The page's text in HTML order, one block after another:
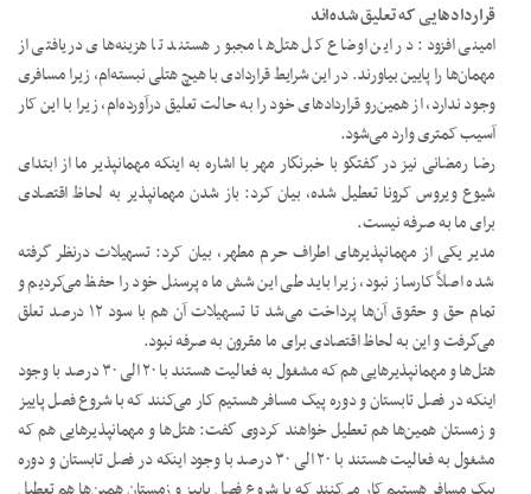
قراردادهایی که تعلیق شده‌اند
امینی افزود: در این اوضاع کل هتل‌ها مجبور هستند تا هزینه‌های دریافتی از
مهمان‌ها را پایین بیاورند. در این شرایط قراردادی با هیچ هتلی نبسته‌ام، زیرا مسافری
وجود ندارد، از همین‌رو قراردادهای خود را به حالت تعلیق درآورده‌ام، زیرا با این کار
آسیب کمتری وارد می‌شود.
رضا رمضانی نیز در گفتگو با خبرنگار مهر با اشاره به اینکه مهمانپذیر ما از ابتدای
شیوع ویروس کرونا تعطیل شده، بیان کرد: باز شدن مهمانپذیر به لحاظ اقتصادی
برای ما به صرفه نیست.
مدیر یکی از مهمانپذیرهای اطراف حرم مطهر، بیان کرد: تسهیلات درنظر گرفته
شده اصلاً کارساز نبود، زیرا باید طی این شش ماه پرسنل خود را حفظ می‌کردیم و
تمام حق و حقوق آن‌ها پرداخت می‌شد تا تسهیلات آن هم با سود ۱۲ درصد تعلق
می‌گرفت و این به لحاظ اقتصادی برای ما مقرون به صرفه نبود.
هتل‌ها و مهمانپذیرهایی هم که مشغول به فعالیت هستند با ۲۰ الی ۳۰ درصد با وجود
اینکه در فصل تابستان و دوره پیک مسافر هستیم کار می‌کنند که با شروع فصل پاییز
و زمستان همین‌ها هم تعطیل خواهند کردوی گفت: هتل‌ها و مهمانپذیرهایی هم که
مشغول به فعالیت هستند با ۲۰ الی ۳۰ درصد با وجود اینکه در فصل تابستان و دوره